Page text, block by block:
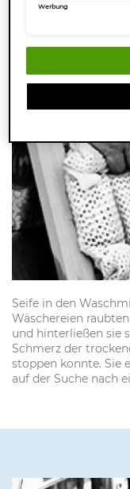
Seife in den
Wäschereien raubten
und hinterließen sie
Schmerz der
stoppen konnte. Sie
auf der Suche nach
Werbung